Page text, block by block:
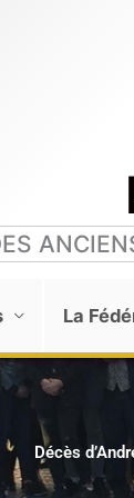
La
Décès